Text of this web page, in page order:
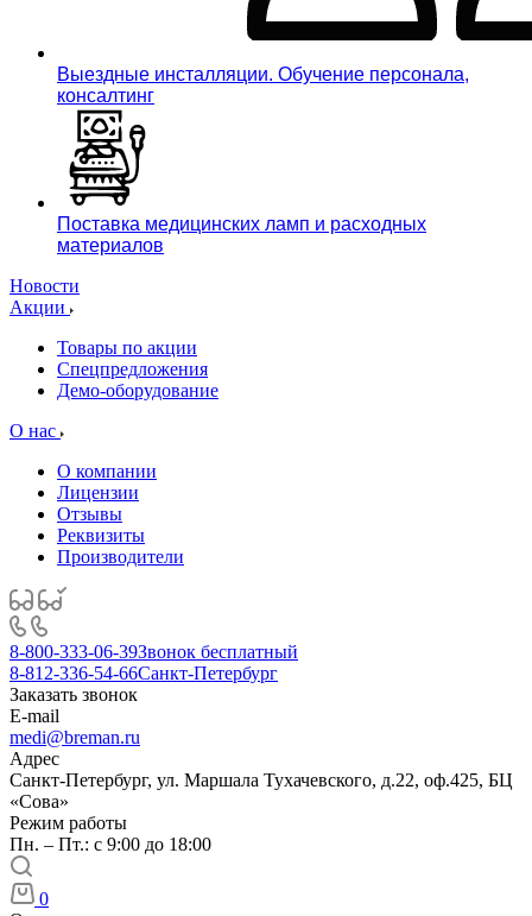
Выездные инсталляции. Обучение персонала,
консалтинг
Поставка медицинских ламп и расходных
материалов
Новости
Акции
Товары по акции
Спецпредложения
Демо-оборудование
О нас
О компании
Лицензии
Отзывы
Реквизиты
Производители
8-800-333-06-39Звонок бесплатный
8-812-336-54-66Санкт-Петербург
Заказать звонок
E-mail
medi@breman.ru
Адрес
Санкт-Петербург, ул. Маршала Тухачевского, д.22, оф.425, БЦ
«Сова»
Режим работы
Пн. – Пт.: с 9:00 до 18:00
0